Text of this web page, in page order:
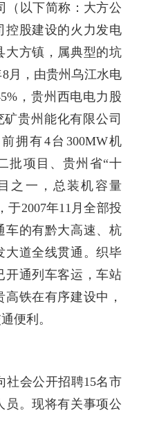
以下简称：大方公
控股建设的火力发电
大方镇，属典型的坑
月，由贵州乌江水电
，贵州西电电力股
贵州能化有限公司
拥有4台300MW机
批项目、贵州省“十
之一，总装机容量
于2007年11月全部投
车的有黔大高速、杭
大道全线贯通。织毕
开通列车客运，车站
铁在有序建设中，
便利。
社会公开招聘15名市
员。现将有关事项公